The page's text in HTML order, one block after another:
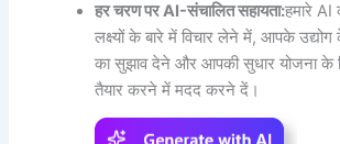
हर चरण पर AI-संचालित सहायता:हमारे
लक्ष्यों के बारे में विचार लेने में, आपके
का सुझाव देने और आपकी सुधार योजना के
तैयार करने में मदद करने दें।